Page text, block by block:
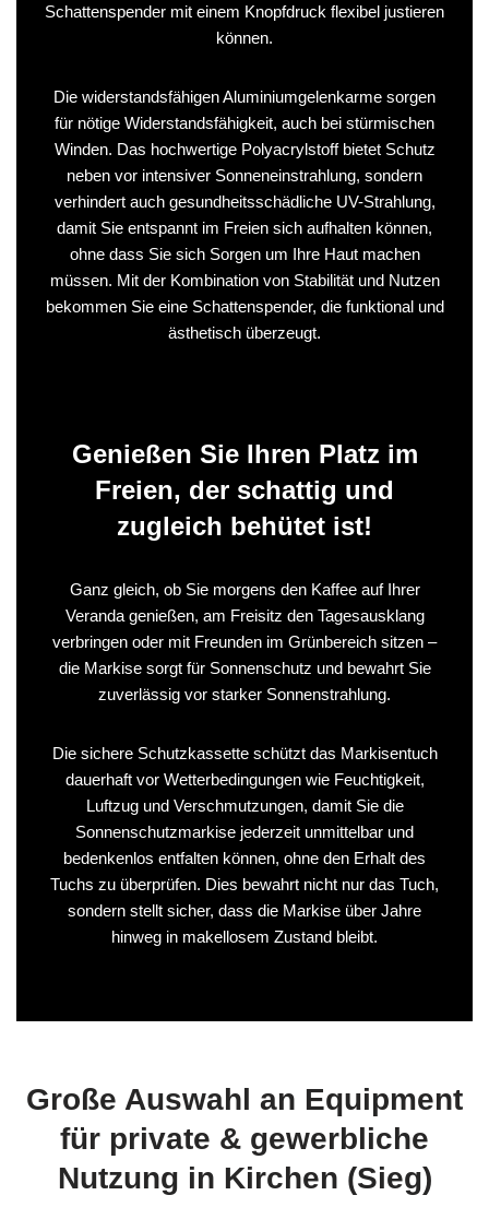
Schattenspender mit einem Knopfdruck flexibel justieren
können.
Die widerstandsfähigen Aluminiumgelenkarme sorgen
für nötige Widerstandsfähigkeit, auch bei stürmischen
Winden. Das hochwertige Polyacrylstoff bietet Schutz
neben vor intensiver Sonneneinstrahlung, sondern
verhindert auch gesundheitsschädliche UV-Strahlung,
damit Sie entspannt im Freien sich aufhalten können,
ohne dass Sie sich Sorgen um Ihre Haut machen
müssen. Mit der Kombination von Stabilität und Nutzen
bekommen Sie eine Schattenspender, die funktional und
ästhetisch überzeugt.
Genießen Sie Ihren Platz im
Freien, der schattig und
zugleich behütet ist!
Ganz gleich, ob Sie morgens den Kaffee auf Ihrer
Veranda genießen, am Freisitz den Tagesausklang
verbringen oder mit Freunden im Grünbereich sitzen –
die Markise sorgt für Sonnenschutz und bewahrt Sie
zuverlässig vor starker Sonnenstrahlung.
Die sichere Schutzkassette schützt das Markisentuch
dauerhaft vor Wetterbedingungen wie Feuchtigkeit,
Luftzug und Verschmutzungen, damit Sie die
Sonnenschutzmarkise jederzeit unmittelbar und
bedenkenlos entfalten können, ohne den Erhalt des
Tuchs zu überprüfen. Dies bewahrt nicht nur das Tuch,
sondern stellt sicher, dass die Markise über Jahre
hinweg in makellosem Zustand bleibt.
Große Auswahl an Equipment
für private & gewerbliche
Nutzung in Kirchen (Sieg)